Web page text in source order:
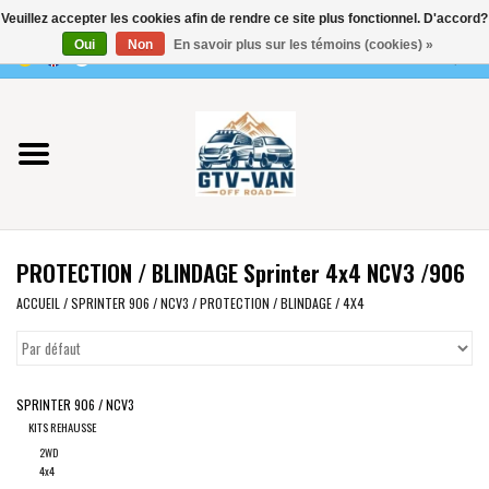
0 Articles - €0,00
Utilisez
les
flèches
haut
et
bas
pour
résultat
disponible.
Vito / classe V - 447
Viano /Vito 639
VW T7 2025
VW T6
VW T5
VW CRAFTER / MAN TGE
PROTECTION / BLINDAGE Sprinter 4x4 NCV3 /906
ACCUEIL /SPRINTER 906 / NCV3 /PROTECTION / BLINDAGE/4X4
SPRINTER 906 / NCV3
KITS REHAUSSE
2WD
4x4
Veuillez accepter les cookies afin de rendre ce site plus fonctionnel. D'accord?
Oui
Non En savoir plus sur les témoins (cookies) »